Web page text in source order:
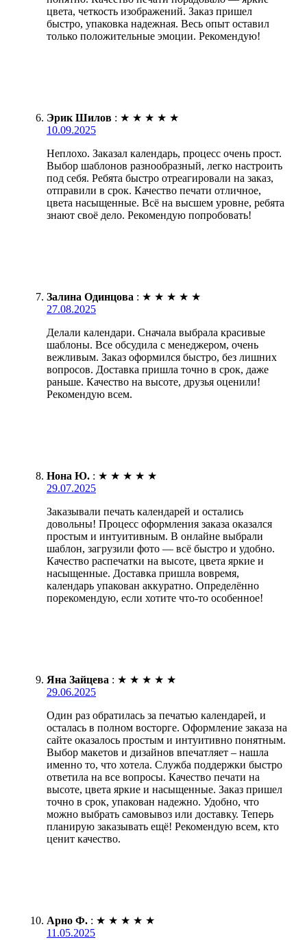
цвета, четкость изображений. Заказ пришел
быстро, упаковка надежная. Весь опыт оставил
только положительные эмоции. Рекомендую!
Эрик Шилов : ★ ★ ★ ★ ★
10.09.2025
Неплохо. Заказал календарь, процесс очень прост.
Выбор шаблонов разнообразный, легко настроить
под себя. Ребята быстро отреагировали на заказ,
отправили в срок. Качество печати отличное,
цвета насыщенные. Всё на высшем уровне, ребята
знают своё дело. Рекомендую попробовать!
Залина Одинцова : ★ ★ ★ ★ ★
27.08.2025
Делали календари. Сначала выбрала красивые
шаблоны. Все обсудила с менеджером, очень
вежливым. Заказ оформился быстро, без лишних
вопросов. Доставка пришла точно в срок, даже
раньше. Качество на высоте, друзья оценили!
Рекомендую всем.
Нона Ю. : ★ ★ ★ ★ ★
29.07.2025
Заказывали печать календарей и остались
довольны! Процесс оформления заказа оказался
простым и интуитивным. В онлайне выбрали
шаблон, загрузили фото — всё быстро и удобно.
Качество распечатки на высоте, цвета яркие и
насыщенные. Доставка пришла вовремя,
календарь упакован аккуратно. Определённо
порекомендую, если хотите что-то особенное!
Яна Зайцева : ★ ★ ★ ★ ★
29.06.2025
Один раз обратилась за печатью календарей, и
осталась в полном восторге. Оформление заказа на
сайте оказалось простым и интуитивно понятным.
Выбор макетов и дизайнов впечатляет – нашла
именно то, что хотела. Служба поддержки быстро
ответила на все вопросы. Качество печати на
высоте, цвета яркие и насыщенные. Заказ пришел
точно в срок, упакован надежно. Удобно, что
можно выбрать самовывоз или доставку. Теперь
планирую заказывать ещё! Рекомендую всем, кто
ценит качество.
Арно Ф. : ★ ★ ★ ★ ★
11.05.2025